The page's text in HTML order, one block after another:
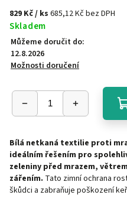
829 Kč/ ks 685,12 Kč bez DPH
Skladem
Můžeme doručit do:
12.8.2026
Možnosti doručení
Bílá netkaná textilie proti
ideálním řešením pro
zeleniny před mrazem,
zářením. Tato zimní ochrana
škůdci a zabraňuje poškození